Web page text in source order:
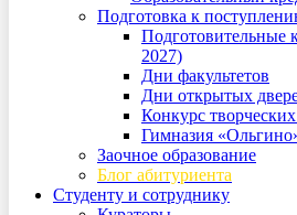
Подготовка к
Подготовительные
2027)
Дни факультетов
Дни открытых
Конкурс
Гимназия
Заочное образование
Блог абитуриента
Студенту и сотруднику